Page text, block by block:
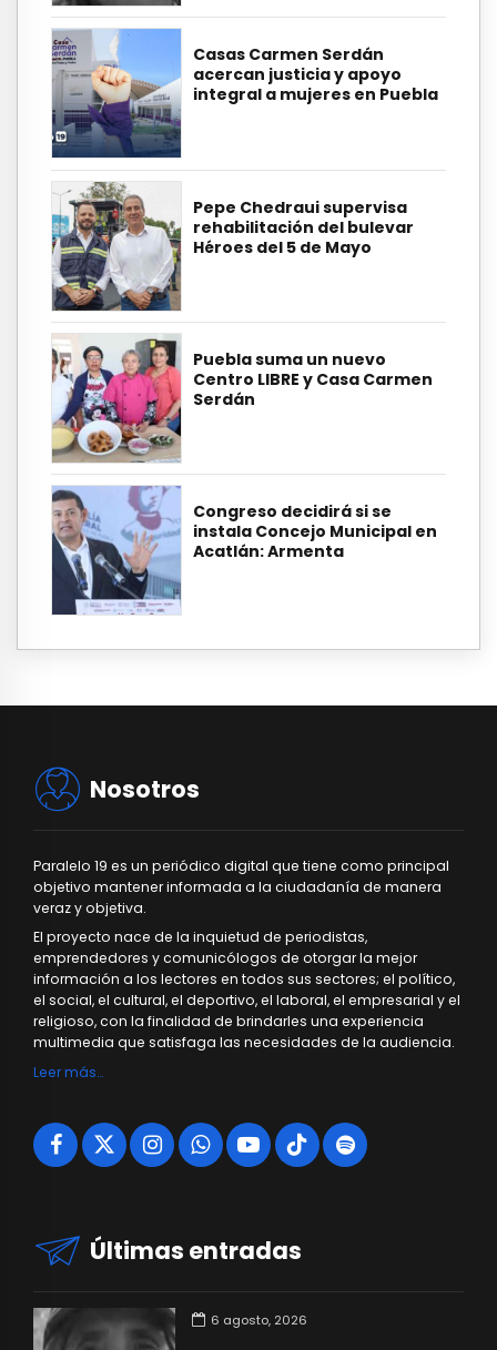
Casas Carmen Serdán
acercan justicia y apoyo
integral a mujeres en Puebla
Pepe Chedraui supervisa
rehabilitación del bulevar
Héroes del 5 de Mayo
Puebla suma un nuevo
Centro LIBRE y Casa Carmen
Serdán
Congreso decidirá si se
instala Concejo Municipal en
Acatlán: Armenta
Nosotros
Paralelo 19 es un periódico digital que tiene como principal
objetivo mantener informada a la ciudadanía de manera
veraz y objetiva.
El proyecto nace de la inquietud de periodistas,
emprendedores y comunicólogos de otorgar la mejor
información a los lectores en todos sus sectores; el político,
el social, el cultural, el deportivo, el laboral, el empresarial y el
religioso, con la finalidad de brindarles una experiencia
multimedia que satisfaga las necesidades de la audiencia.
Leer más…
Últimas entradas
6 agosto, 2026